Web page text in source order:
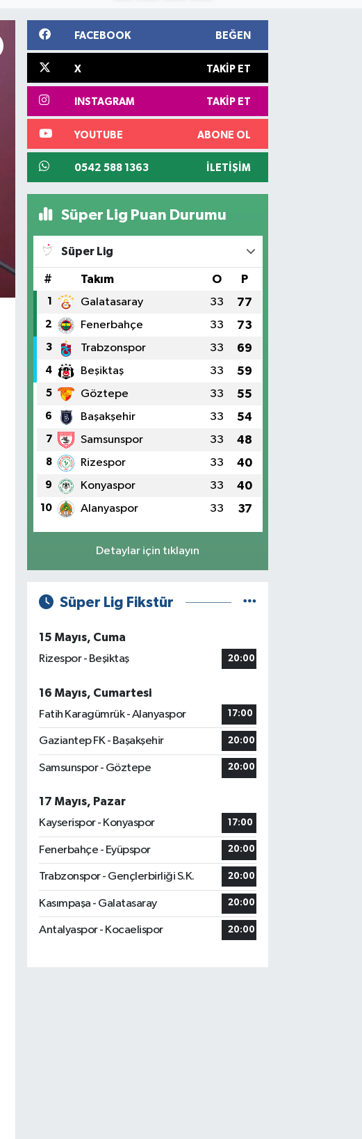
FACEBOOK BEĞEN
X TAKIP ET
INSTAGRAM TAKIP ET
YOUTUBE ABONE OL
0542 588 1363 İLETIŞIM
Süper Lig Puan Durumu
Süper Lig
# Takım O P
1 Galatasaray 33 77
2 Fenerbahçe 33 73
3 Trabzonspor 33 69
4 Beşiktaş 33 59
5 Göztepe 33 55
6 Başakşehir 33 54
7 Samsunspor 33 48
8 Rizespor 33 40
9 Konyaspor 33 40
10 Alanyaspor 33 37
Detaylar için tıklayın
Süper Lig Fikstür
15 Mayıs, Cuma
Rizespor - Beşiktaş
20:00
16 Mayıs, Cumartesi
Fatih Karagümrük - Alanyaspor
17:00
Gaziantep FK - Başakşehir 20:00
Samsunspor - Göztepe 20:00
17 Mayıs, Pazar
Kayserispor - Konyaspor
17:00
Fenerbahçe - Eyüpspor 20:00
Trabzonspor - Gençlerbirliği S.K. 20:00
Kasımpaşa - Galatasaray 20:00
Antalyaspor - Kocaelispor 20:00